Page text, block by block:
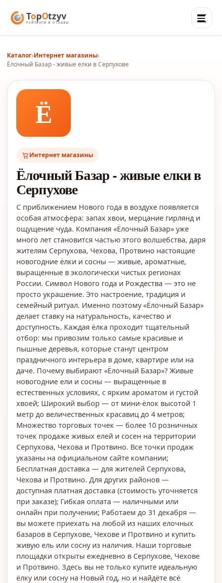
Каталог›Интернет магазины›
Ёлочный Базар - живые елки в Серпухове
Ё
Интернет магазины
Ёлочный Базар - живые елки в
Серпухове
С приближением Нового года в воздухе появляется
особая атмосфера: запах хвои, мерцание гирлянд и
ощущение чуда. Компания «Ёлочный Базар» уже
много лет становится частью этого волшебства, даря
жителям Серпухова, Чехова, Протвино настоящие
новогодние ёлки и сосны — живые, ароматные,
выращенные в экологически чистых регионах
России. Символ Нового года и Рождества — это не
просто украшение. Это настроение, традиция и
семейный ритуал. Именно поэтому «Ёлочный Базар»
делает ставку на натуральность, качество и
доступность. Каждая ёлка проходит тщательный
отбор: мы привозим только самые красивые и
пышные деревья, которые станут центром
праздничного интерьера в доме, квартире или на
даче. Почему выбирают «Ёлочный Базар»? Живые
новогодние ели и сосны — выращенные в
естественных условиях, с ярким ароматом и густой
хвоей; Широкий выбор — от мини-ёлок высотой 1
метр до величественных красавиц до 4 метров;
Множество торговых точек — более 10 розничных
точек продаже живых елей и сосен на территории
Серпухова, Чехова и Протвино. Все точки продаж
указаны на официальном сайте компании;
Бесплатная доставка — для жителей Серпухова,
Чехова и Протвино. Для других районов —
доступная платная доставка (стоимость уточняется
при заказе); Гибкая оплата — наличными или
онлайн при получении; Работаем до 31 декабря —
вы можете приехать на любой из наших елочных
базаров в Серпухове, Чехове и Протвино и купить
живую ель или сосну из наличия. Наши торговые
площадки открыты ежедневно в Серпухове, Чехове
и Протвино. Здесь вы не только купите идеальную
ёлку или сосну на Новый год, но и найдёте всё